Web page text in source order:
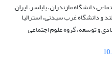
دانشگاه مازندران، بابلسر، ایران
و دانشگاه غرب سیدنی، استرالیا
و توسعه، گروه علوم اجتماعی